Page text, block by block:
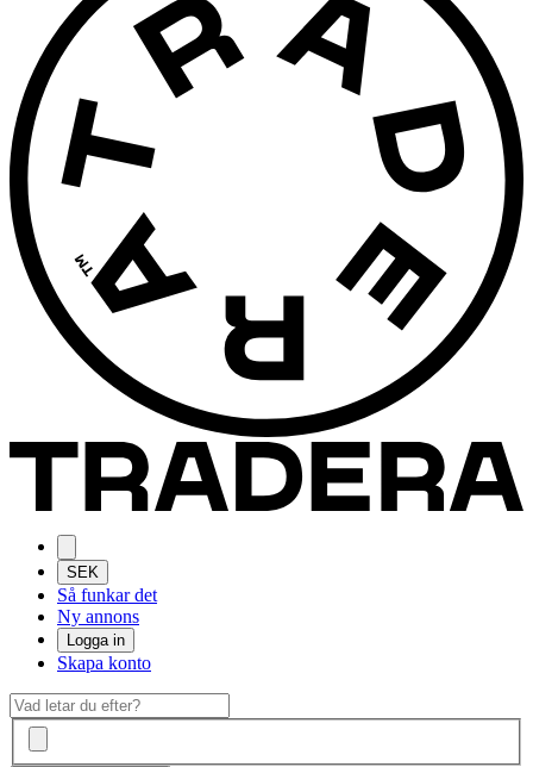
SEK
Så funkar det
Ny annons
Logga in
Skapa konto